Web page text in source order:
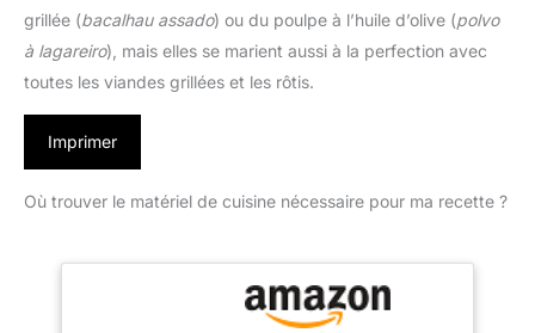
grillée (bacalhau assado) ou du poulpe à l’huile d’olive (polvo
à lagareiro), mais elles se marient aussi à la perfection avec
toutes les viandes grillées et les rôtis.
Imprimer
Où trouver le matériel de cuisine nécessaire pour ma recette ?